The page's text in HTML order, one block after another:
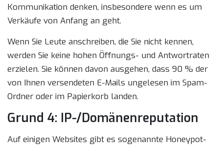
Kommunikation denken, insbesondere wenn es um
Verkäufe von Anfang an geht.
Wenn Sie Leute anschreiben, die Sie nicht kennen,
werden Sie keine hohen Öffnungs- und Antwortraten
erzielen. Sie können davon ausgehen, dass 90 % der
von Ihnen versendeten E-Mails ungelesen im Spam-
Ordner oder im Papierkorb landen.
Grund 4: IP-/Domänenreputation
Auf einigen Websites gibt es sogenannte Honeypot-